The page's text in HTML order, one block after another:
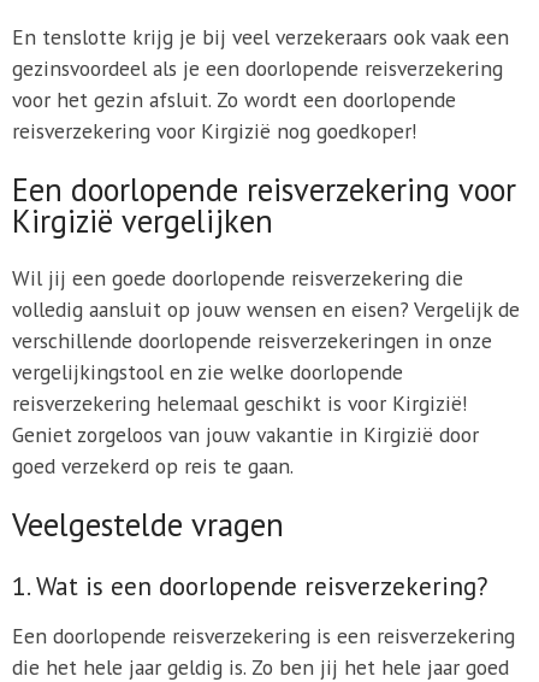
En tenslotte krijg je bij veel verzekeraars ook vaak een
gezinsvoordeel als je een doorlopende reisverzekering
voor het gezin afsluit. Zo wordt een doorlopende
reisverzekering voor Kirgizië nog goedkoper!
Een doorlopende reisverzekering voor
Kirgizië vergelijken
Wil jij een goede doorlopende reisverzekering die
volledig aansluit op jouw wensen en eisen? Vergelijk de
verschillende doorlopende reisverzekeringen in onze
vergelijkingstool en zie welke doorlopende
reisverzekering helemaal geschikt is voor Kirgizië!
Geniet zorgeloos van jouw vakantie in Kirgizië door
goed verzekerd op reis te gaan.
Veelgestelde vragen
1. Wat is een doorlopende reisverzekering?
Een doorlopende reisverzekering is een reisverzekering
die het hele jaar geldig is. Zo ben jij het hele jaar goed